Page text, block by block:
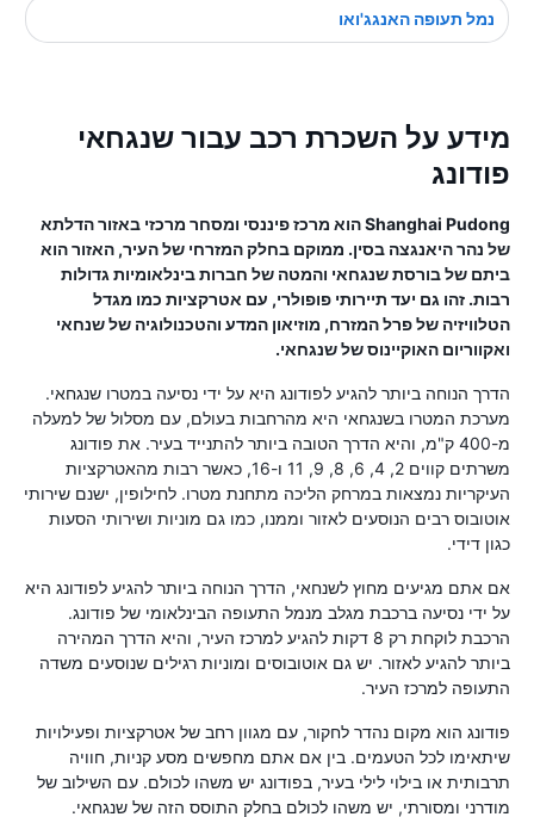
נמל תעופה האנגג'ואו
מידע על השכרת רכב עבור שנגחאי
פודונג
Shanghai Pudong הוא מרכז פיננסי ומסחר מרכזי באזור הדלתא
של נהר היאנגצה בסין. ממוקם בחלק המזרחי של העיר, האזור הוא
ביתם של בורסת שנגחאי והמטה של ​​חברות בינלאומיות גדולות
רבות. זהו גם יעד תיירותי פופולרי, עם אטרקציות כמו מגדל
הטלוויזיה של פרל המזרח, מוזיאון המדע והטכנולוגיה של שנחאי
ואקווריום האוקיינוס ​​של שנגחאי.
הדרך הנוחה ביותר להגיע לפודונג היא על ידי נסיעה במטרו שנגחאי.
מערכת המטרו בשנגחאי היא מהרחבות בעולם, עם מסלול של למעלה
מ-400 ק"מ, והיא הדרך הטובה ביותר להתנייד בעיר. את פודונג
משרתים קווים 2, 4, 6, 8, 9, 11 ו-16, כאשר רבות מהאטרקציות
העיקריות נמצאות במרחק הליכה מתחנת מטרו. לחילופין, ישנם שירותי
אוטובוס רבים הנוסעים לאזור וממנו, כמו גם מוניות ושירותי הסעות
כגון דידי.
אם אתם מגיעים מחוץ לשנחאי, הדרך הנוחה ביותר להגיע לפודונג היא
על ידי נסיעה ברכבת מגלב מנמל התעופה הבינלאומי של פודונג.
הרכבת לוקחת רק 8 דקות להגיע למרכז העיר, והיא הדרך המהירה
ביותר להגיע לאזור. יש גם אוטובוסים ומוניות רגילים שנוסעים משדה
התעופה למרכז העיר.
פודונג הוא מקום נהדר לחקור, עם מגוון רחב של אטרקציות ופעילויות
שיתאימו לכל הטעמים. בין אם אתם מחפשים מסע קניות, חוויה
תרבותית או בילוי לילי בעיר, בפודונג יש משהו לכולם. עם השילוב של
מודרני ומסורתי, יש משהו לכולם בחלק התוסס הזה של שנגחאי.